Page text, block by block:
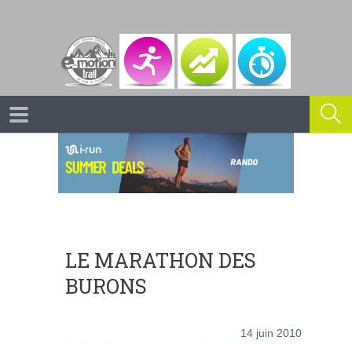
LE MARATHON DES
BURONS
14 juin 2010